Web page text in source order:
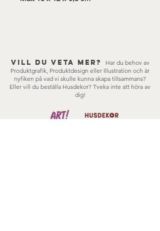
Vill du veta mer?
Har du behov av
Produktgrafik, Produktdesign eller Illustration och är
nyfiken på vad vi skulle kunna skapa tillsammans?
Eller vill du beställa Husdekor? Tveka inte att höra av
dig!